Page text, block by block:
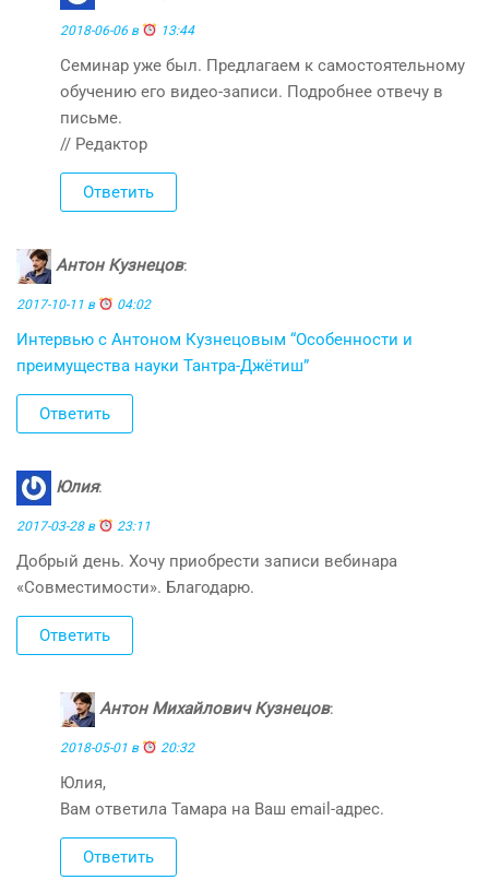
2018-06-06 в 13:44
Семинар уже был. Предлагаем к самостоятельному
обучению его видео-записи. Подробнее отвечу в
письме.
// Редактор
Ответить
Антон Кузнецов:
2017-10-11 в 04:02
Интервью с Антоном Кузнецовым “Особенности и
преимущества науки Тантра-Джётиш”
Ответить
Юлия:
2017-03-28 в 23:11
Добрый день. Хочу приобрести записи вебинара
«Совместимости». Благодарю.
Ответить
Антон Михайлович Кузнецов:
2018-05-01 в 20:32
Юлия,
Вам ответила Тамара на Ваш email-адрес.
Ответить